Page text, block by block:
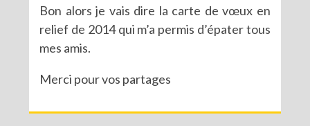
Bon alors je vais dire la carte de vœux en
relief de 2014 qui m’a permis d’épater tous
mes amis.
Merci pour vos partages